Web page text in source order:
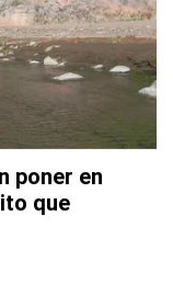
poner en
que